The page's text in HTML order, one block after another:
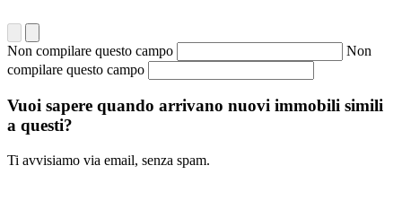
Non compilare questo campo
Non
compilare questo campo
Vuoi sapere quando arrivano nuovi immobili simili
a questi?
Ti avvisiamo via email, senza spam.